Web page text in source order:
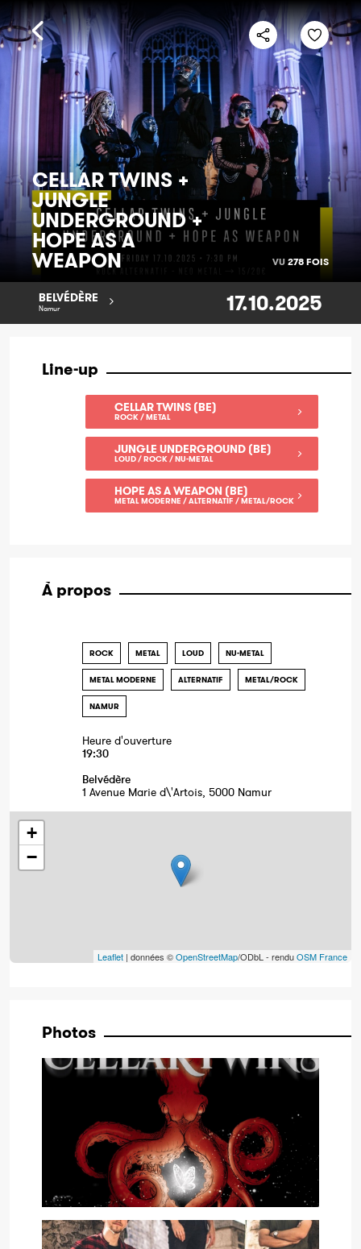
CELLAR TWINS +
JUNGLE
UNDERGROUND +
HOPE AS A
WEAPON VU 278 FOIS
BELVÉDÈRE
Namur 17.10.2025
Line-up
CELLAR TWINS (BE)
ROCK / METAL
JUNGLE UNDERGROUND (BE)
LOUD / ROCK / NU-METAL
HOPE AS A WEAPON (BE)
METAL MODERNE / ALTERNATIF / METAL/ROCK
À propos
ROCK METAL LOUD NU-METAL
METAL MODERNE ALTERNATIF METAL/ROCK
NAMUR
Heure d'ouverture
19:30
Belvédère
1 Avenue Marie d\'Artois, 5000 Namur
+
−
Leaflet | données ©OpenStreetMap/ODbL - renduOSM France
Photos